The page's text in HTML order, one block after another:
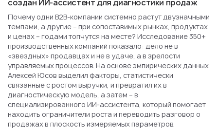
создан ИИ-ассистент для диагностики продаж
Почему одни B2B-компании системно растут двузначными
темпами, а другие – при сопоставимых рынках, продуктах
и ценах – годами топчутся на месте? Исследование 350+
производственных компаний показало: дело не в
«звездных» продавцах и не в удаче, а в зрелости
управляемых процессов. На основе эмпирических данных
Алексей Юсов выделил факторы, статистически
связанные с ростом выручки, и превратил их в
диагностическую модель, а затем – в
специализированного ИИ-ассистента, который помогает
находить ограничители роста и переводить разговор о
продажах в плоскость измеряемых параметров.